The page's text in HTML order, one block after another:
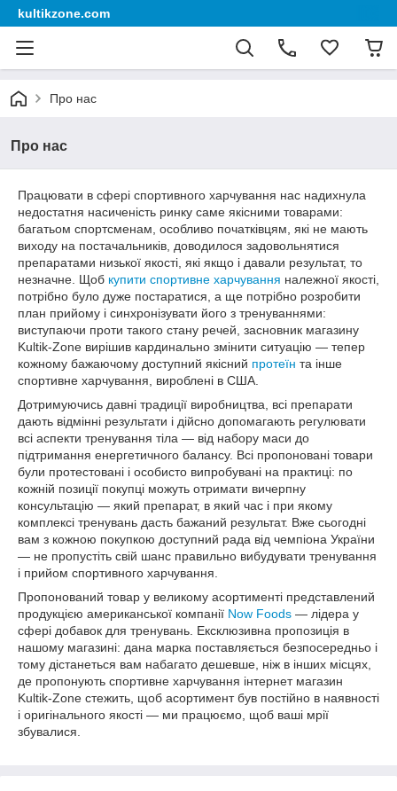
kultikzone.com
Про нас
Про нас
Працювати в сфері спортивного харчування нас надихнула
недостатня насиченість ринку саме якісними товарами:
багатьом спортсменам, особливо початківцям, які не мають
виходу на постачальників, доводилося задовольнятися
препаратами низької якості, які якщо і давали результат, то
незначне. Щоб купити спортивне харчування належної якості,
потрібно було дуже постаратися, а ще потрібно розробити
план прийому і синхронізувати його з тренуваннями:
виступаючи проти такого стану речей, засновник магазину
Kultik-Zone вирішив кардинально змінити ситуацію — тепер
кожному бажаючому доступний якісний протеїн та інше
спортивне харчування, вироблені в США.
Дотримуючись давні традиції виробництва, всі препарати
дають відмінні результати і дійсно допомагають регулювати
всі аспекти тренування тіла — від набору маси до
підтримання енергетичного балансу. Всі пропоновані товари
були протестовані і особисто випробувані на практиці: по
кожній позиції покупці можуть отримати вичерпну
консультацію — який препарат, в який час і при якому
комплексі тренувань дасть бажаний результат. Вже сьогодні
вам з кожною покупкою доступний рада від чемпіона України
— не пропустіть свій шанс правильно вибудувати тренування
і прийом спортивного харчування.
Пропонований товар у великому асортименті представлений
продукцією американської компанії Now Foods — лідера у
сфері добавок для тренувань. Ексклюзивна пропозиція в
нашому магазині: дана марка поставляється безпосередньо і
тому дістанеться вам набагато дешевше, ніж в інших місцях,
де пропонують спортивне харчування інтернет магазин
Kultik-Zone стежить, щоб асортимент був постійно в наявності
і оригінального якості — ми працюємо, щоб ваші мрії
збувалися.